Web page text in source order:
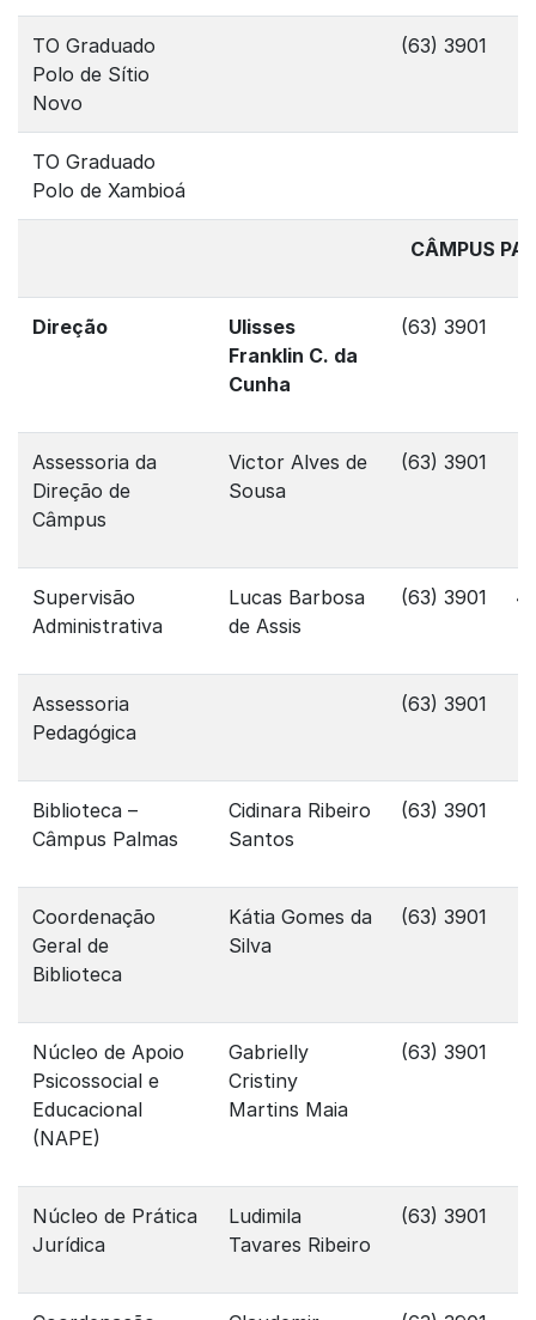
TO Graduado
Polo de Sítio
Novo
(63) 3901
TO Graduado
Polo de Xambioá
CÂMPUS
Direção
Ulisses
Franklin C. da
Cunha
(63) 3901
Assessoria da
Direção de
Câmpus
Victor Alves de
Sousa
(63) 3901
Supervisão
Administrativa
Lucas Barbosa
de Assis
(63) 3901
Assessoria
Pedagógica
(63) 3901
Biblioteca –
Câmpus Palmas
Cidinara Ribeiro
Santos
(63) 3901
Coordenação
Geral de
Biblioteca
Kátia Gomes da
Silva
(63) 3901
Núcleo de Apoio
Psicossocial e
Educacional
(NAPE)
Gabrielly
Cristiny
Martins Maia
(63) 3901
Núcleo de Prática
Jurídica
Ludimila
Tavares Ribeiro
(63) 3901